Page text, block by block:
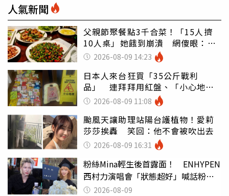
人氣新聞
父親節聚餐點3千合菜！「15人擠
10人桌」她餓到崩潰 網傻眼：讓
店家看笑話
2026-08-09 14:23
日本人來台狂買「35公斤戰利
品」 連拜拜用紅盤、「小心地
滑」告示牌也帶回家
2026-08-09 11:08
颱風天讓助理站陽台護植物！愛莉
莎莎挨轟 笑回：他不會被吹出去
2026-08-09 16:31
粉絲Mina輕生後首露面！ ENHYPEN
西村力演唱會「狀態超好」喊話粉
絲：我們心意相通
2026-08-09